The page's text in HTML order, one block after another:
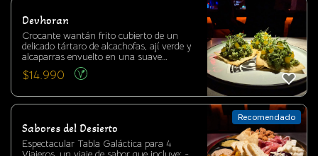
lentamente, acompañada de paltas asadas
al punto justo, salsa de chancho en piedra
y un toque fresco de cilantro.
Devhoran
Crocante wantán frito cubierto de un
delicado tártaro de alcachofas, ají verde y
alcaparras envuelto en una suave
emulsión de cilantro, hierba buena y un
destello dulce de gel de mango. Un bocado
$14.990
Sabores del Desierto
Espectacular Tabla Galáctica para 4
Recomendado